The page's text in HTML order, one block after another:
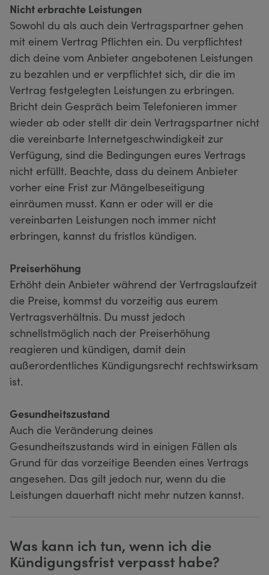
Nicht erbrachte Leistungen
Sowohl du als auch dein Vertragspartner gehen
mit einem Vertrag Pflichten ein. Du verpflichtest
dich deine vom Anbieter angebotenen Leistungen
zu bezahlen und er verpflichtet sich, dir die im
Vertrag festgelegten Leistungen zu erbringen.
Bricht dein Gespräch beim Telefonieren immer
wieder ab oder stellt dir dein Vertragspartner nicht
die vereinbarte Internetgeschwindigkeit zur
Verfügung, sind die Bedingungen eures Vertrags
nicht erfüllt. Beachte, dass du deinem Anbieter
vorher eine Frist zur Mängelbeseitigung
einräumen musst. Kann er oder will er die
vereinbarten Leistungen noch immer nicht
erbringen, kannst du fristlos kündigen.
Preiserhöhung
Erhöht dein Anbieter während der Vertragslaufzeit
die Preise, kommst du vorzeitig aus eurem
Vertragsverhältnis. Du musst jedoch
schnellstmöglich nach der Preiserhöhung
reagieren und kündigen, damit dein
außerordentliches Kündigungsrecht rechtswirksam
ist.
Gesundheitszustand
Auch die Veränderung deines
Gesundheitszustands wird in einigen Fällen als
Grund für das vorzeitige Beenden eines Vertrags
angesehen. Das gilt jedoch nur, wenn du die
Leistungen dauerhaft nicht mehr nutzen kannst.
Was kann ich tun, wenn ich die
Kündigungsfrist verpasst habe?